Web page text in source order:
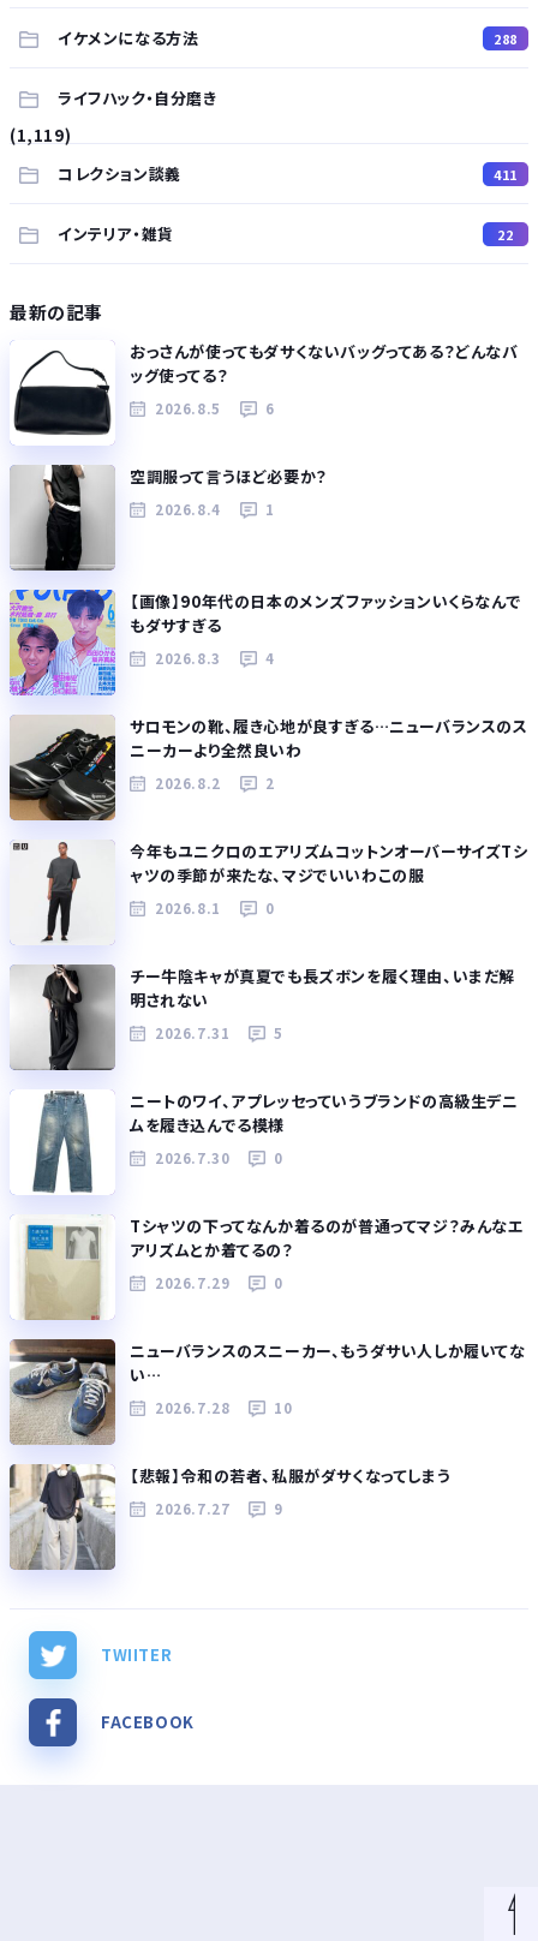
イケメンになる方法 288
ライフハック・自分磨き
(1,119)
コレクション談義
411
インテリア・雑貨 22
最新の記事
おっさんが使ってもダサくないバッグってある？どんなバ
ッグ使ってる？
2026.8.5 6
空調服って言うほど必要か？
2026.8.4 1
【画像】90年代の日本のメンズファッションいくらなんで
もダサすぎる
2026.8.3 4
サロモンの靴、履き心地が良すぎる…ニューバランスのス
ニーカーより全然良いわ
2026.8.2 2
今年もユニクロのエアリズムコットンオーバーサイズTシ
ャツの季節が来たな、マジでいいわこの服
2026.8.1 0
チー牛陰キャが真夏でも長ズボンを履く理由、いまだ解
明されない
2026.7.31 5
ニートのワイ、アプレッセっていうブランドの高級生デニ
ムを履き込んでる模様
2026.7.30 0
Tシャツの下ってなんか着るのが普通ってマジ？みんなエ
アリズムとか着てるの？
2026.7.29 0
ニューバランスのスニーカー、もうダサい人しか履いてな
い…
2026.7.28 10
【悲報】令和の若者、私服がダサくなってしまう
2026.7.27 9
TWIITER
FACEBOOK